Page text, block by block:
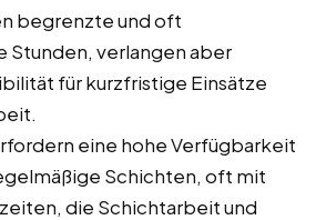
begrenzte und oft
Stunden, verlangen aber
für kurzfristige Einsätze
eine hohe Verfügbarkeit
Schichten, oft mit
die Schichtarbeit und